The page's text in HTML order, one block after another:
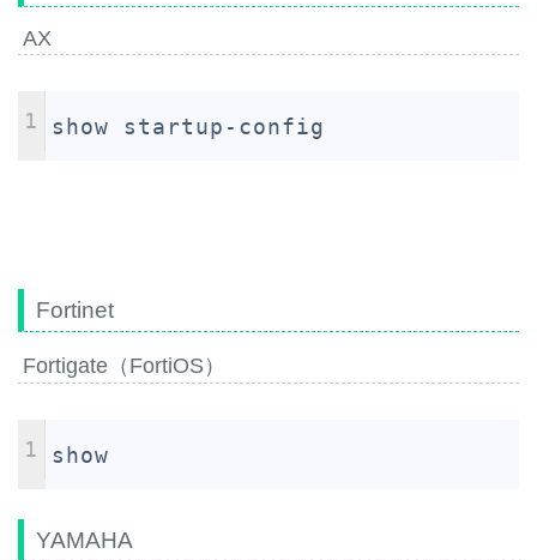
AX
1 show startup-config
Fortinet
Fortigate（FortiOS）
1 show
YAMAHA